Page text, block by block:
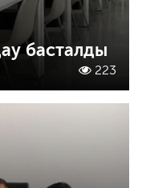
басталды
223